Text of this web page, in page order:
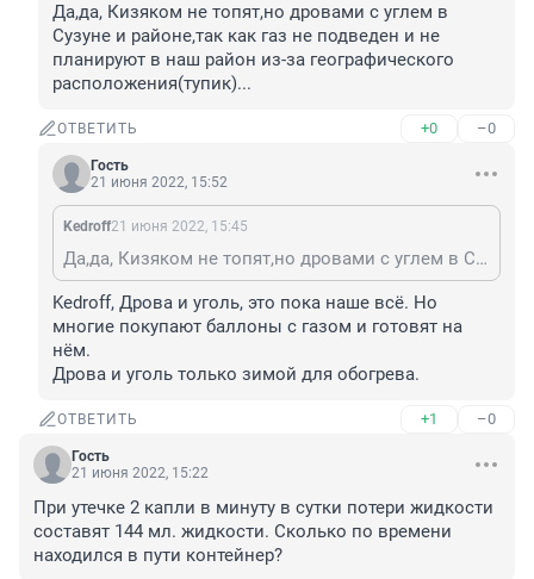
Да,да, Кизяком не топят,но дровами с углем в
Сузуне и районе,так как газ не подведен и не
планируют в наш район из-за географического
расположения(тупик)...
ОТВЕТИТЬ +0 –0
Гость
21 июня 2022, 15:52
Kedroff21 июня 2022, 15:45
Да,да, Кизяком не топят,но дровами с углем в Сузуне и районе,так как газ не подведен и не планируют в наш район из-за географического расположения(тупик)...
Kedroff, Дрова и уголь, это пока наше всё. Но
многие покупают баллоны с газом и готовят на
нём.
Дрова и уголь только зимой для обогрева.
ОТВЕТИТЬ +1 –0
Гость
21 июня 2022, 15:22
При утечке 2 капли в минуту в сутки потери жидкости
составят 144 мл. жидкости. Сколько по времени
находился в пути контейнер?